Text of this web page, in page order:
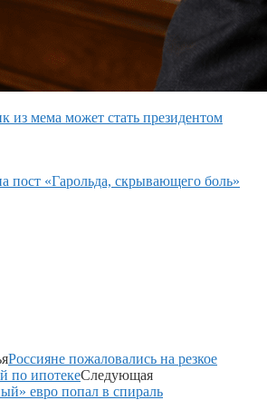
из мема может стать президентом
пост «Гарольда, скрывающего боль»
Россияне пожаловались на резкое
по ипотекеСледующая
евро попал в спираль